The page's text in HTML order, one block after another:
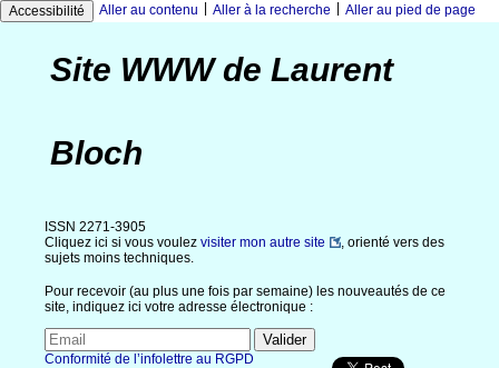
Accessibilité Aller au contenu Aller à la recherche Aller au pied de page
Site WWW de Laurent
Bloch
ISSN 2271-3905
Cliquez ici si vous voulez visiter mon autre site
, orienté vers des
sujets moins techniques.
Pour recevoir (au plus une fois par semaine) les nouveautés de ce
site, indiquez ici votre adresse électronique :
Conformité de l’infolettre au RGPD